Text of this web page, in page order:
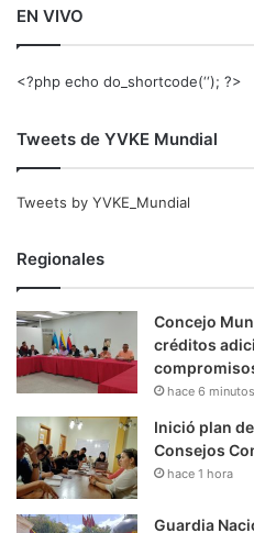
EN VIVO
<?php echo do_shortcode(‘‘); ?>
Tweets de YVKE Mundial
Tweets by YVKE_Mundial
Regionales
Concejo
créditos
hace 6 minutos
Inició plan
Consejos
hace 1 hora
Guardia